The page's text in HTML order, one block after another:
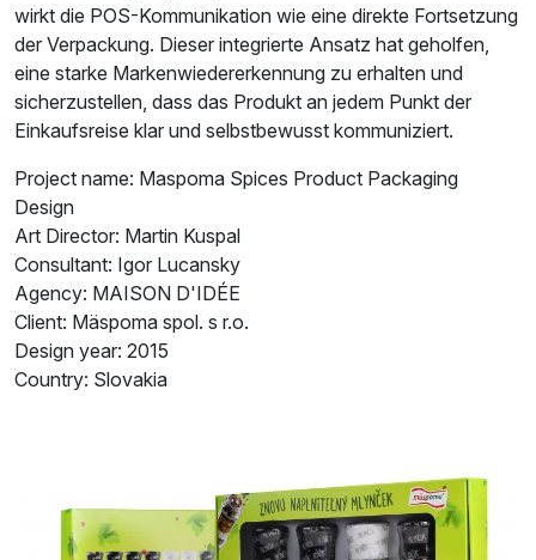
wirkt die POS-Kommunikation wie eine direkte Fortsetzung
der Verpackung. Dieser integrierte Ansatz hat geholfen,
eine starke Markenwiedererkennung zu erhalten und
sicherzustellen, dass das Produkt an jedem Punkt der
Einkaufsreise klar und selbstbewusst kommuniziert.
Project name: Maspoma Spices Product Packaging
Design
Art Director: Martin Kuspal
Consultant: Igor Lucansky
Agency: MAISON D'IDÉE
Client: Mäspoma spol. s r.o.
Design year: 2015
Country: Slovakia